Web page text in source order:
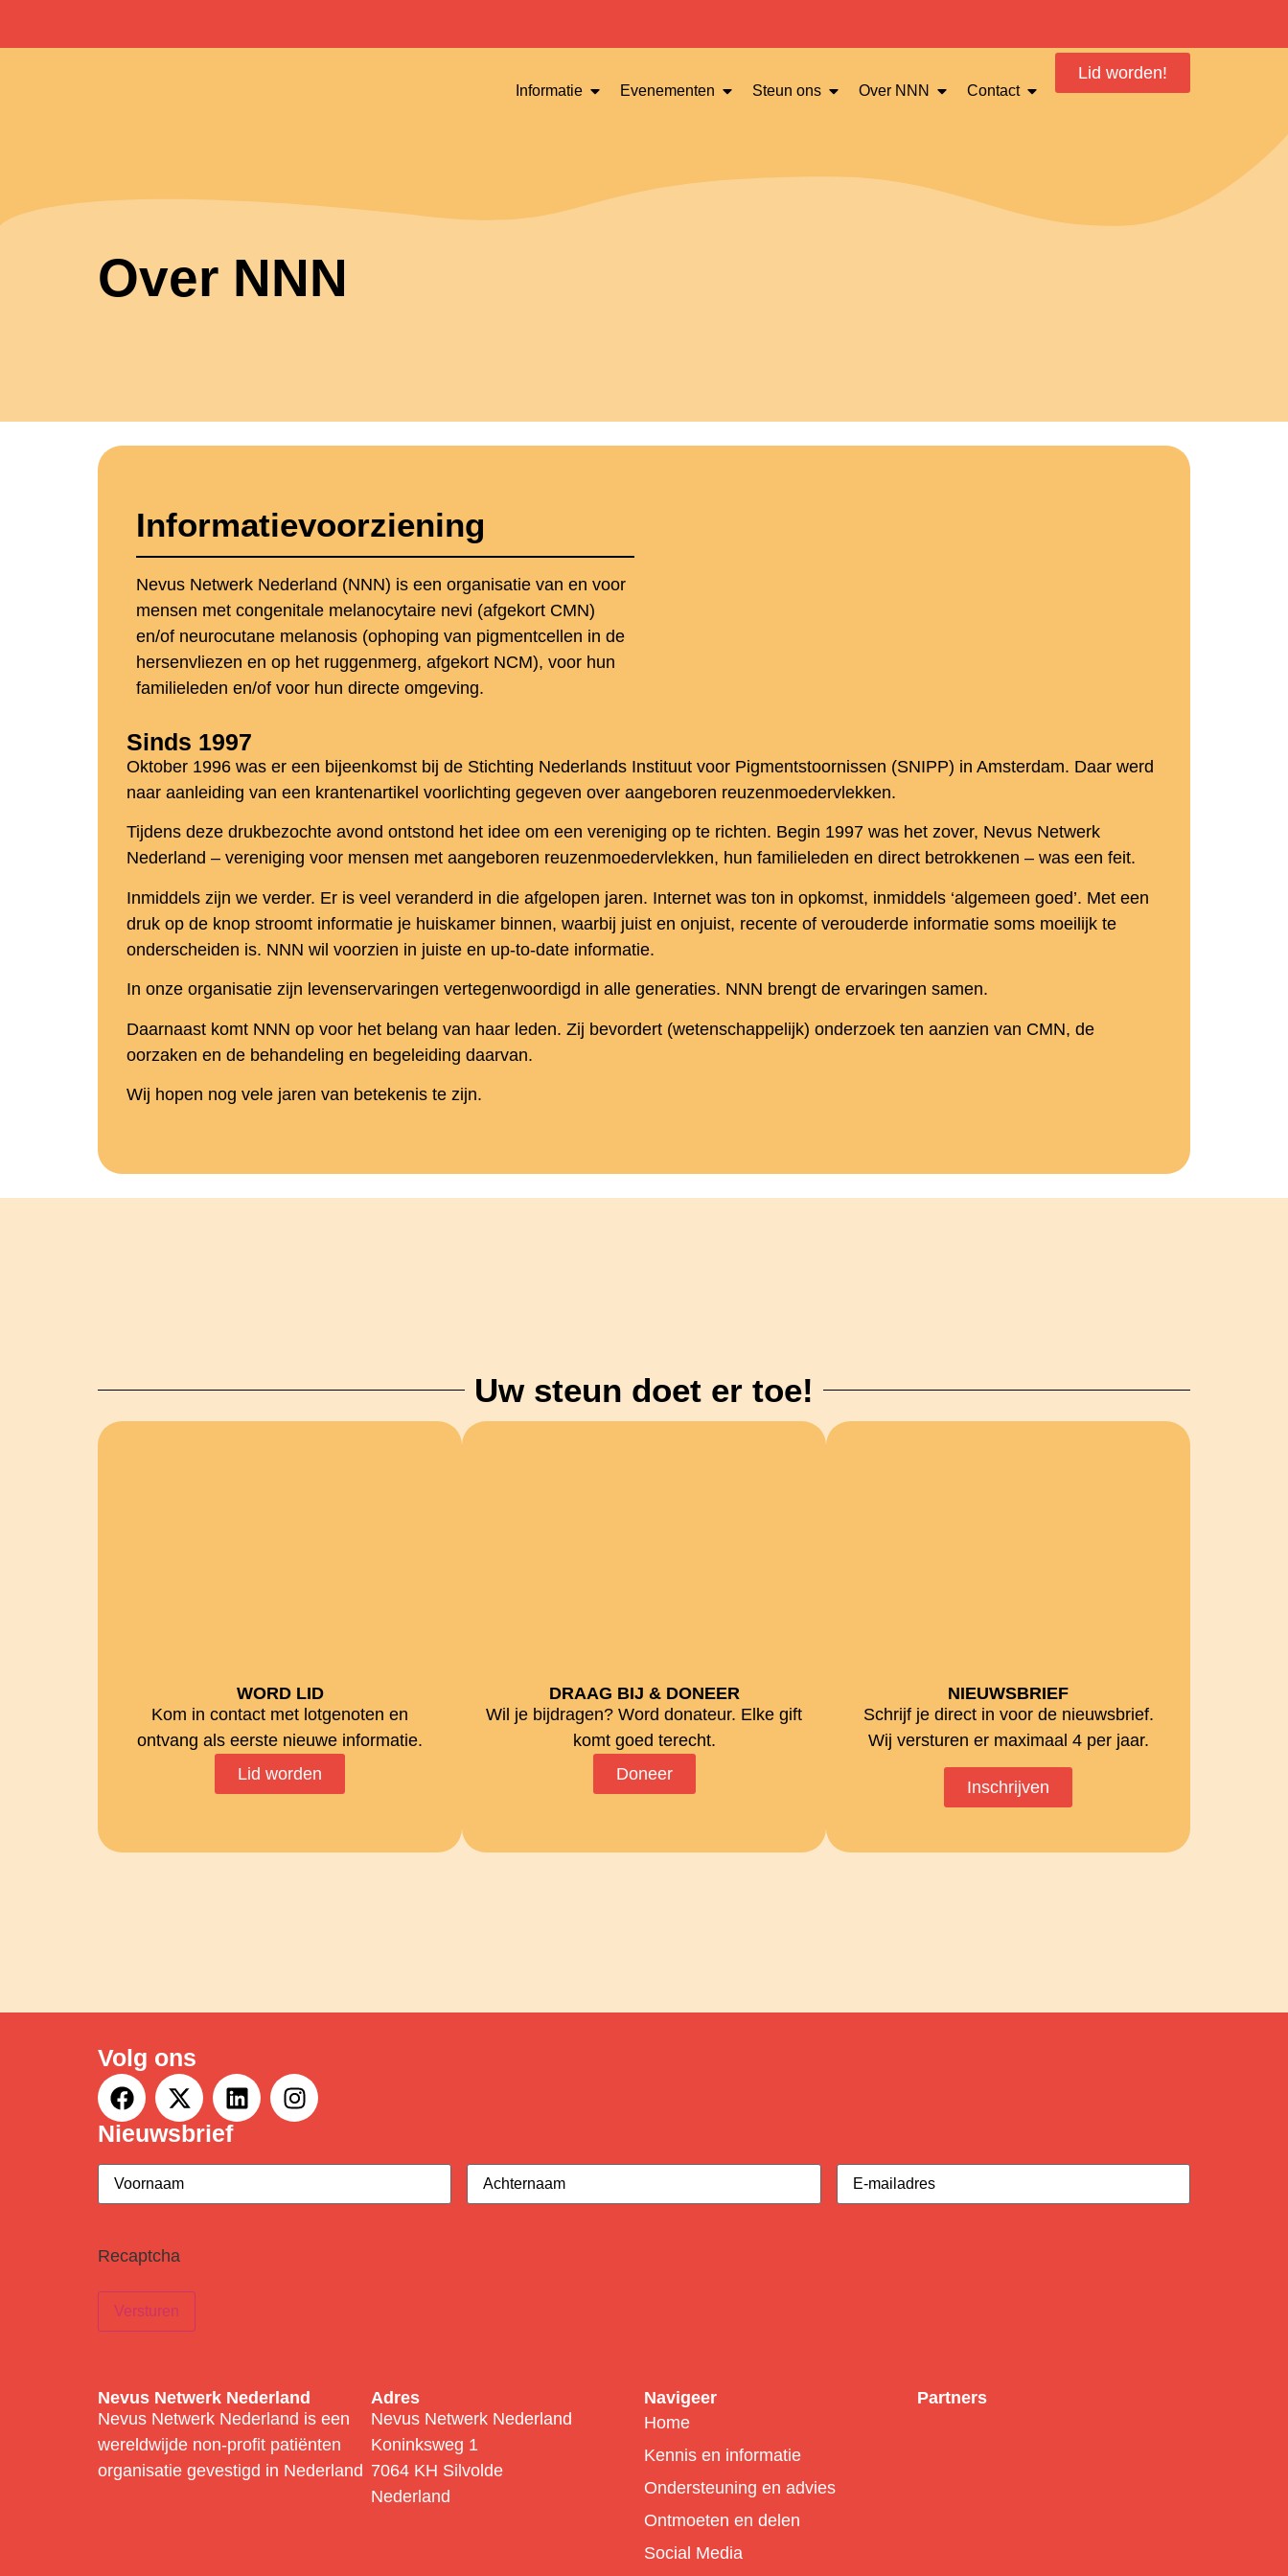
Informatie Evenementen Steun ons Over NNN Contact
Lid worden!
Over NNN
Informatievoorziening
Nevus Netwerk Nederland (NNN) is een organisatie van en voor
mensen met congenitale melanocytaire nevi (afgekort CMN)
en/of neurocutane melanosis (ophoping van pigmentcellen in de
hersenvliezen en op het ruggenmerg, afgekort NCM), voor hun
familieleden en/of voor hun directe omgeving.
Sinds 1997
Oktober 1996 was er een bijeenkomst bij de Stichting Nederlands Instituut voor Pigmentstoornissen (SNIPP) in Amsterdam. Daar werd
naar aanleiding van een krantenartikel voorlichting gegeven over aangeboren reuzenmoedervlekken.
Tijdens deze drukbezochte avond ontstond het idee om een vereniging op te richten. Begin 1997 was het zover, Nevus Netwerk
Nederland – vereniging voor mensen met aangeboren reuzenmoedervlekken, hun familieleden en direct betrokkenen – was een feit.
Inmiddels zijn we verder. Er is veel veranderd in die afgelopen jaren. Internet was ton in opkomst, inmiddels ‘algemeen goed’. Met een
druk op de knop stroomt informatie je huiskamer binnen, waarbij juist en onjuist, recente of verouderde informatie soms moeilijk te
onderscheiden is. NNN wil voorzien in juiste en up-to-date informatie.
In onze organisatie zijn levenservaringen vertegenwoordigd in alle generaties. NNN brengt de ervaringen samen.
Daarnaast komt NNN op voor het belang van haar leden. Zij bevordert (wetenschappelijk) onderzoek ten aanzien van CMN, de
oorzaken en de behandeling en begeleiding daarvan.
Wij hopen nog vele jaren van betekenis te zijn.
Uw steun doet er toe!
WORD LID
Kom in contact met lotgenoten en
ontvang als eerste nieuwe informatie.
Lid worden
DRAAG BIJ & DONEER
Wil je bijdragen? Word donateur. Elke gift
komt goed terecht.
Doneer
NIEUWSBRIEF
Schrijf je direct in voor de nieuwsbrief.
Wij versturen er maximaal 4 per jaar.
Inschrijven
Volg ons
Nieuwsbrief
Voornaam(Vereist) Achternaam(Vereist)
E-
mailadres(Vereist)
Recaptcha
Nevus Netwerk Nederland
Nevus Netwerk Nederland is een
wereldwijde non-profit patiënten
organisatie gevestigd in Nederland
Adres
Nevus Netwerk Nederland
Koninksweg 1
7064 KH Silvolde
Nederland
Navigeer
Home
Kennis en informatie
Ondersteuning en advies
Ontmoeten en delen
Social Media
Partners